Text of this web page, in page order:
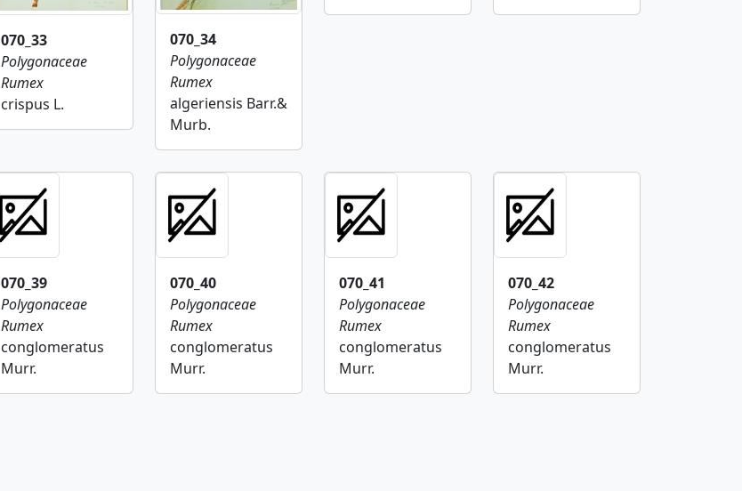
070_33
Polygonaceae
Rumex
crispus L.
070_34
Polygonaceae
Rumex
algeriensis Barr.&
Murb.
070_39
Polygonaceae
Rumex
conglomeratus
Murr.
070_40
Polygonaceae
Rumex
conglomeratus
Murr.
070_41
Polygonaceae
Rumex
conglomeratus
Murr.
070_42
Polygonaceae
Rumex
conglomeratus
Murr.